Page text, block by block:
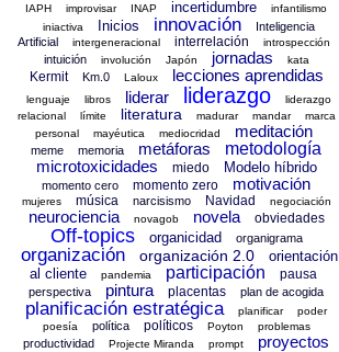
IAPH
improvisar INAP incertidumbre
infantilismo
iniactiva
Inicios innovación
Inteligencia
Artificial
intergeneracional interrelación introspección
intuición involución Japón jornadas kata
Kermit Km.0 Laloux lecciones aprendidas
lenguaje libros liderar liderazgo
liderazgo
relacional
límite literatura madurar mandar
marca
personal
mayéutica mediocridad meditación
meme memoria metáforas
metodología
microtoxicidades
miedo Modelo híbrido
momento cero momento zero motivación
mujeres música narcisismo Navidad negociación
neurociencia novagob novela obviedades
Off-topics organicidad organigrama
organización organización 2.0
orientación
al cliente
pandemia participación pausa
perspectiva pintura placentas plan de acogida
planificación estratégica planificar
poder
poesía
política políticos Poyton problemas
productividad Projecte Miranda prompt proyectos